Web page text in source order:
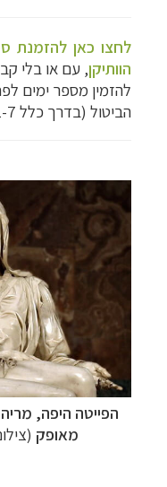
לחצו כאן להזמנת
הוותיקן, עם או בלי
להזמין מספר ימים
הביטול (בדרך כלל 1-7 ימים לפני מועד הביקור).
הפייטה היפה,
מאופק